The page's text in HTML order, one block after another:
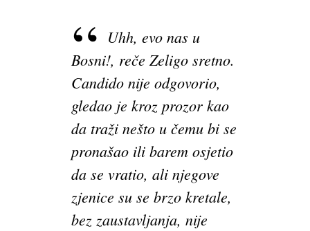
Uhh, evo nas u
Bosni!, reče Zeligo sretno.
Candido nije odgovorio,
gledao je kroz prozor kao
da traži nešto u čemu bi se
pronašao ili barem osjetio
da se vratio, ali njegove
zjenice su se brzo kretale,
bez zaustavljanja, nije